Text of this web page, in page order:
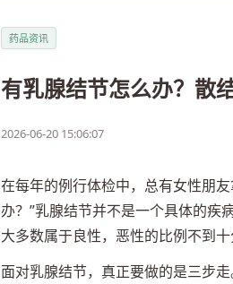
药品资讯
有乳腺结节怎么办？散
2026-06-20 15:06:07
在每年的例行体检中，总有女性朋
办？”乳腺结节并不是一个具体的疾
大多数属于良性，恶性的比例不到
面对乳腺结节，真正要做的是三步